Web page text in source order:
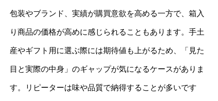
包装やブランド、実績が購買意欲を高める一方で、箱入
り商品の価格が高めに感じられることもあります。手土
産やギフト用に選ぶ際には期待値も上がるため、「見た
目と実際の中身」のギャップが気になるケースがありま
す。リピーターは味や品質で納得することが多いです